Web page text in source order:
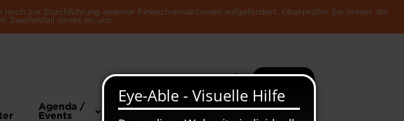
zur Durchführung anderer Finanztransaktionen aufgefordert. Überprüfen Sie immer die
Zweifelsfall direkt an uns.
Suche Mehr
Agenda /
Events
News &
Die Luxemburger